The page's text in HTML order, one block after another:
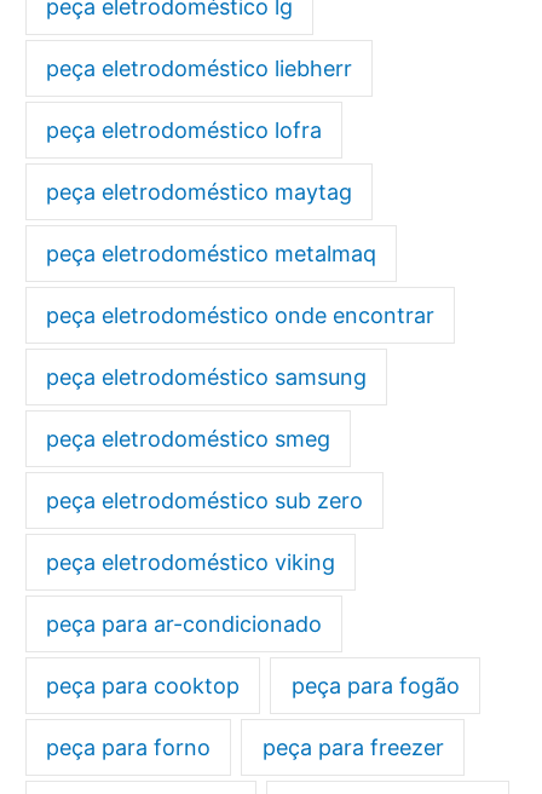
peça eletrodoméstico lg
peça eletrodoméstico liebherr
peça eletrodoméstico lofra
peça eletrodoméstico maytag
peça eletrodoméstico metalmaq
peça eletrodoméstico onde encontrar
peça eletrodoméstico samsung
peça eletrodoméstico smeg
peça eletrodoméstico sub zero
peça eletrodoméstico viking
peça para ar-condicionado
peça para cooktop peça para fogão
peça para forno peça para freezer